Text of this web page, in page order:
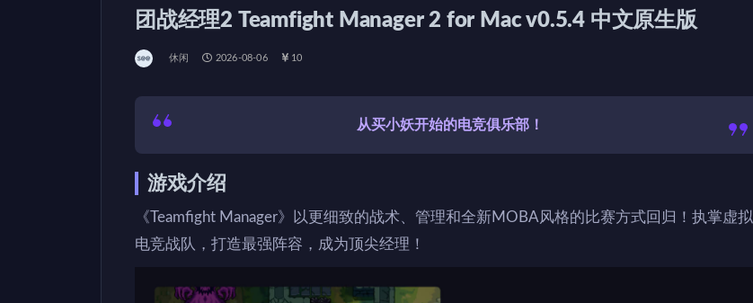
团战经理2 Teamfight Manager 2 for Mac v0.5.4 中文原生版
休闲 2026-08-06 10
从买小妖开始的电竞俱乐部！
游戏介绍
《Teamfight Manager》以更细致的战术、管理和全新MOBA风格的比赛方式回归！执掌虚拟
电竞战队，打造最强阵容，成为顶尖经理！